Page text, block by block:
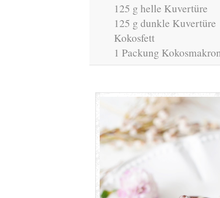
125 g helle Kuvertüre
125 g dunkle Kuvertüre
Kokosfett
1 Packung